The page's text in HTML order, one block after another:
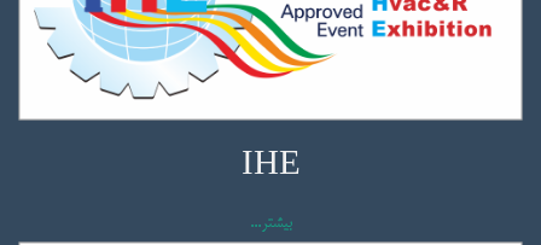
IHE
بیشتر...